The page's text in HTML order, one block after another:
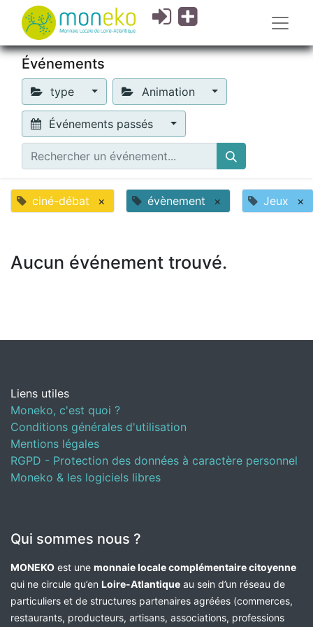
Événements
type Animation
Événements passés
ciné-débat × évènement × Jeux ×
Aucun événement trouvé.
Liens utiles
Moneko, c'est quoi ?
Conditions générales d'utilisation
Mentions légales
RGPD - Protection des données à caractère personnel
Moneko & les logiciels libres
Qui sommes nous ?
MONEKO est une monnaie locale complémentaire citoyenne
qui ne circule qu’en Loire-Atlantique au sein d’un réseau de
particuliers et de structures partenaires agréées (commerces,
restaurants, producteurs, artisans, associations, professions